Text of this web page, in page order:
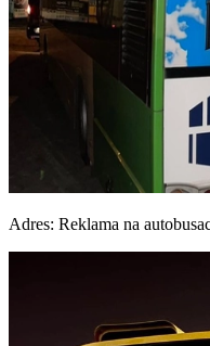
Adres: Reklama na